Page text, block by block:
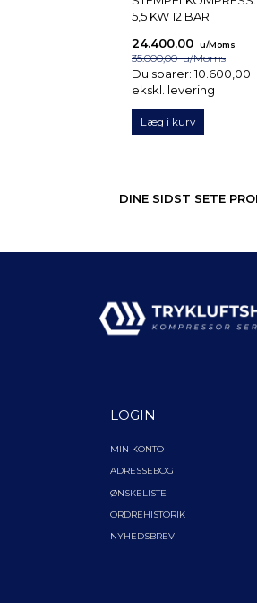
5,5 KW 12 BAR
24.400,00
u/Moms
35.000,00u/Moms
Du sparer:10.600,00
ekskl. levering
Læg i kurv
DINE SIDST SETE
LOGIN
MIN KONTO
ADRESSEBOG
ØNSKELISTE
ORDREHISTORIK
NYHEDSBREV